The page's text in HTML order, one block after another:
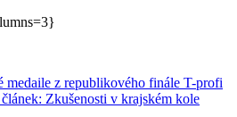
medaile z republikového finále T-profi
Zkušenosti v krajském kole